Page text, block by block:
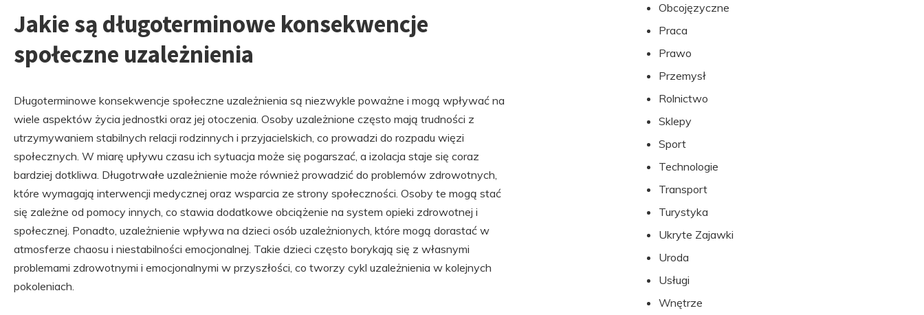
Jakie są długoterminowe konsekwencje
społeczne uzależnienia
Długoterminowe konsekwencje społeczne uzależnienia są niezwykle poważne i mogą wpływać na
wiele aspektów życia jednostki oraz jej otoczenia. Osoby uzależnione często mają trudności z
utrzymywaniem stabilnych relacji rodzinnych i przyjacielskich, co prowadzi do rozpadu więzi
społecznych. W miarę upływu czasu ich sytuacja może się pogarszać, a izolacja staje się coraz
bardziej dotkliwa. Długotrwałe uzależnienie może również prowadzić do problemów zdrowotnych,
które wymagają interwencji medycznej oraz wsparcia ze strony społeczności. Osoby te mogą stać
się zależne od pomocy innych, co stawia dodatkowe obciążenie na system opieki zdrowotnej i
społecznej. Ponadto, uzależnienie wpływa na dzieci osób uzależnionych, które mogą dorastać w
atmosferze chaosu i niestabilności emocjonalnej. Takie dzieci często borykają się z własnymi
problemami zdrowotnymi i emocjonalnymi w przyszłości, co tworzy cykl uzależnienia w kolejnych
pokoleniach.
Obcojęzyczne
Praca
Prawo
Przemysł
Rolnictwo
Sklepy
Sport
Technologie
Transport
Turystyka
Ukryte Zajawki
Uroda
Usługi
Wnętrze